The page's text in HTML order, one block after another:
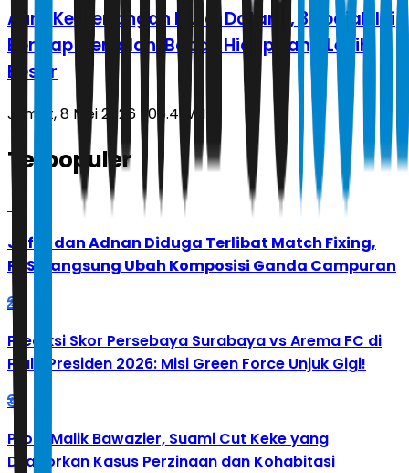
Aura Kemenangan Mulai Datang, 3 Zodiak Ini
Bersiap Menjalani Babak Hidup yang Lebih
Besar
Jumat, 8 Mei 2026 | 06.41 WIB
Terpopuler
Jafar dan Adnan Diduga Terlibat Match Fixing,
PBSI Langsung Ubah Komposisi Ganda Campuran
2
Prediksi Skor Persebaya Surabaya vs Arema FC di
Piala Presiden 2026: Misi Green Force Unjuk Gigi!
3
Profil Malik Bawazier, Suami Cut Keke yang
Dilaporkan Kasus Perzinaan dan Kohabitasi